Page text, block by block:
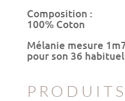
Composition :
100% Coton
Mélanie mesure
pour son 36
PRODUITS